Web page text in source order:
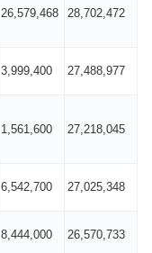
26,579,468 28,702,472
3,999,400 27,488,977
1,561,600 27,218,045
6,542,700 27,025,348
8,444,000 26,570,733